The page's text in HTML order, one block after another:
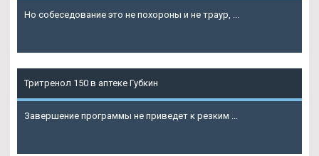
Но собеседование это не похороны и не траур, ...
Тритренол 150 в аптеке Губкин
Завершение программы не приведет к резким ...